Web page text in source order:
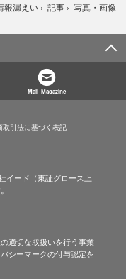
報漏えい › 記事 › 写真・画像
Mail Magazine
取引法に基づく表記
イード（東証グロース上
適切な取扱いを行う事業
シーマークの付与認定を